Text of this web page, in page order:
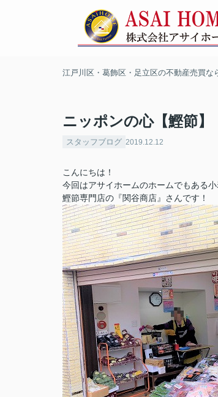
江戸川区・葛飾区・足立区の不動産売買な
ニッポンの心【鰹節】
スタッフブログ 2019.12.12
こんにちは！
今回はアサイホームのホームでもある
鰹節専門店の『関谷商店』さんです！